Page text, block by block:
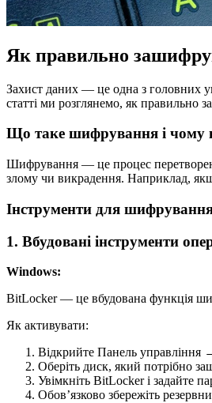
Як правильно
Захист даних — це одна з головних
статті ми розглянемо, як правильно
Що таке шифрування і чому
Шифрування — це процес
злому чи викрадення. Наприклад,
Інструменти для
1. Вбудовані інструменти
Windows:
BitLocker — це вбудована функція
Як активувати:
Відкрийте Панель
Оберіть диск, який потрібно
Увімкніть BitLocker і задайте
Обов’язково збережіть